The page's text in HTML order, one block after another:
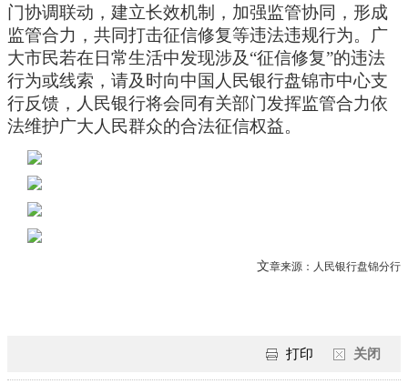
门协调联动，建立长效机制，加强监管协同，形成
监管合力，共同打击征信修复等违法违规行为。广
大市民若在日常生活中发现涉及“征信修复”的违法
行为或线索，请及时向中国人民银行盘锦市中心支
行反馈，人民银行将会同有关部门发挥监管合力依
法维护广大人民群众的合法征信权益。
文章来源：人民银行盘锦分行
关闭
打印